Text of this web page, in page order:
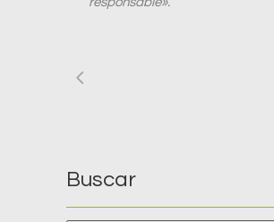
Buscar